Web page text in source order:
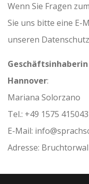
Wenn Sie Fragen
Sie uns bitte eine E-
unseren
Hannover:
Mariana Solorzano
Tel.: +49 1575
E-Mail:
Adresse: